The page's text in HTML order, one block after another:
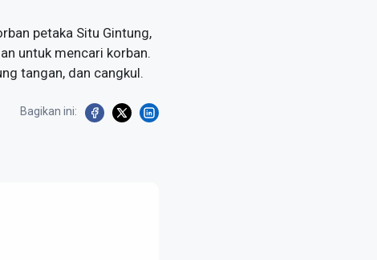
petaka Situ Gintung,
untuk mencari korban.
tangan, dan cangkul.
Bagikan ini: